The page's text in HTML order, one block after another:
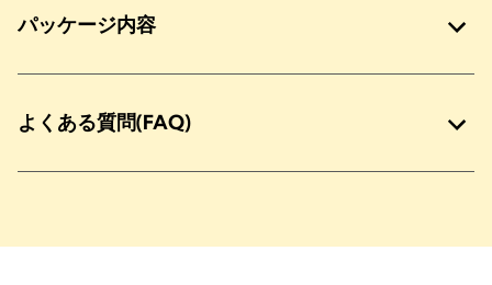
パッケージ内容
よくある質問(FAQ)